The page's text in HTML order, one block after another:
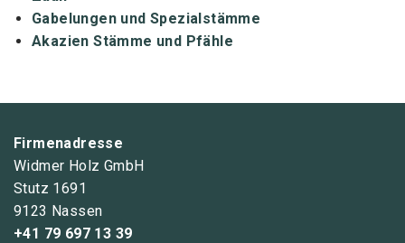
Gabelungen und Spezialstämme
Akazien Stämme und Pfähle
Firmenadresse
Widmer Holz GmbH
Stutz 1691
9123 Nassen
+41 79 697 13 39